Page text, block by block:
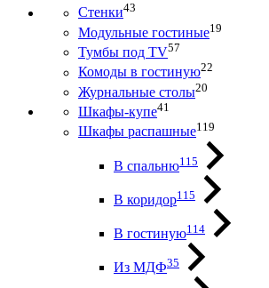
Стенки43
Модульные гостиные19
Тумбы под ТV57
Комоды в гостиную22
Журнальные столы20
Шкафы-купе41
Шкафы распашные119
В спальню115
В коридор115
В гостиную114
Из МДФ35